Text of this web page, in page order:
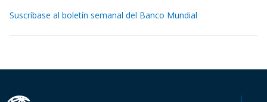
Suscríbase al boletín semanal del Banco Mundial